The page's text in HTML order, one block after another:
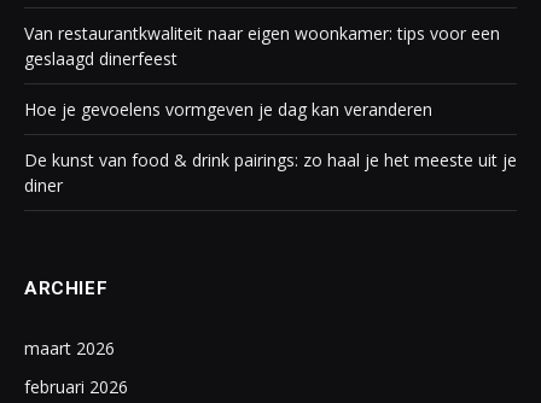
Van restaurantkwaliteit naar eigen woonkamer: tips voor een
geslaagd dinerfeest
Hoe je gevoelens vormgeven je dag kan veranderen
De kunst van food & drink pairings: zo haal je het meeste uit je
diner
ARCHIEF
maart 2026
februari 2026